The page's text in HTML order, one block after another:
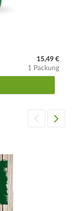
15,49 €
1 Packung